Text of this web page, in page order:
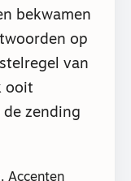
bekwamen
op
van
ooit
zending
Accenten